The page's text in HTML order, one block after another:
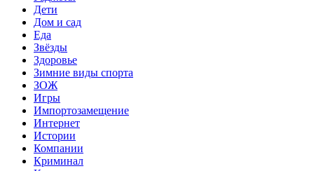
Дети
Дом и сад
Еда
Звёзды
Здоровье
Зимние виды спорта
ЗОЖ
Игры
Импортозамещение
Интернет
Истории
Компании
Криминал